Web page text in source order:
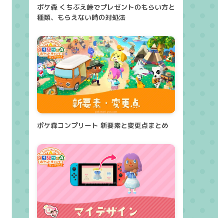
ポケ森 くちぶえ峠でプレゼントのもらい方と
種類、もらえない時の対処法
ポケ森コンプリート 新要素と変更点まとめ